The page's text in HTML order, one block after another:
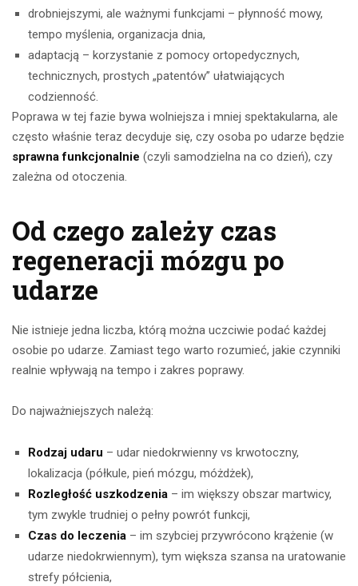
drobniejszymi, ale ważnymi funkcjami – płynność mowy,
tempo myślenia, organizacja dnia,
adaptacją – korzystanie z pomocy ortopedycznych,
technicznych, prostych „patentów” ułatwiających
codzienność.
Poprawa w tej fazie bywa wolniejsza i mniej spektakularna, ale
często właśnie teraz decyduje się, czy osoba po udarze będzie
sprawna funkcjonalnie (czyli samodzielna na co dzień), czy
zależna od otoczenia.
Od czego zależy czas
regeneracji mózgu po
udarze
Nie istnieje jedna liczba, którą można uczciwie podać każdej
osobie po udarze. Zamiast tego warto rozumieć, jakie czynniki
realnie wpływają na tempo i zakres poprawy.
Do najważniejszych należą:
Rodzaj udaru – udar niedokrwienny vs krwotoczny,
lokalizacja (półkule, pień mózgu, móżdżek),
Rozległość uszkodzenia – im większy obszar martwicy,
tym zwykle trudniej o pełny powrót funkcji,
Czas do leczenia – im szybciej przywrócono krążenie (w
udarze niedokrwiennym), tym większa szansa na uratowanie
strefy półcienia,